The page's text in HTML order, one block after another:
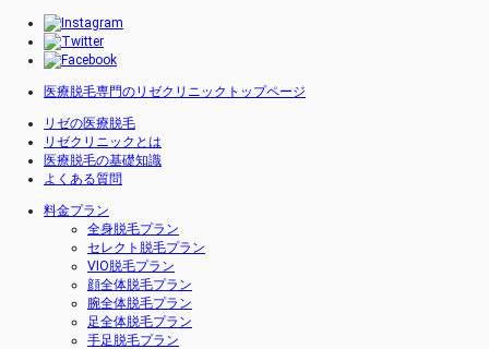
医療脱毛専門のリゼクリニックトップページ
リゼの医療脱毛
リゼクリニックとは
医療脱毛の基礎知識
よくある質問
料金プラン
全身脱毛プラン
セレクト脱毛プラン
VIO脱毛プラン
顔全体脱毛プラン
腕全体脱毛プラン
足全体脱毛プラン
手足脱毛プラン